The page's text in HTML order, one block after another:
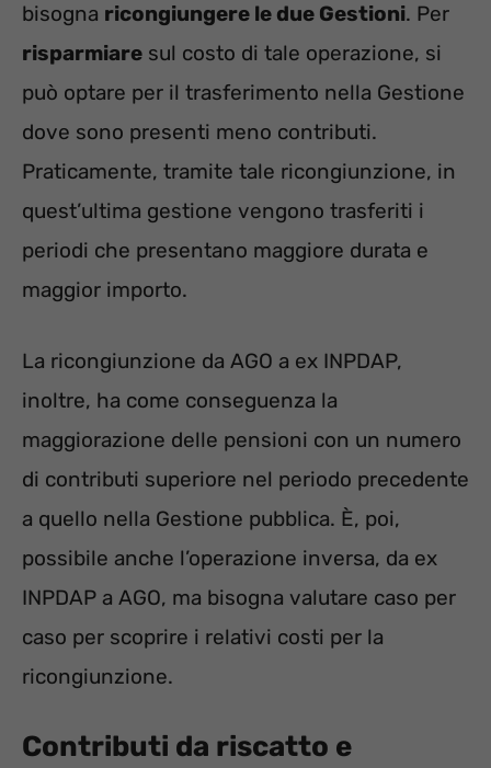
bisogna ricongiungere le due Gestioni. Per
risparmiare sul costo di tale operazione, si
può optare per il trasferimento nella Gestione
dove sono presenti meno contributi.
Praticamente, tramite tale ricongiunzione, in
quest’ultima gestione vengono trasferiti i
periodi che presentano maggiore durata e
maggior importo.
La ricongiunzione da AGO a ex INPDAP,
inoltre, ha come conseguenza la
maggiorazione delle pensioni con un numero
di contributi superiore nel periodo precedente
a quello nella Gestione pubblica. È, poi,
possibile anche l’operazione inversa, da ex
INPDAP a AGO, ma bisogna valutare caso per
caso per scoprire i relativi costi per la
ricongiunzione.
Contributi da riscatto e